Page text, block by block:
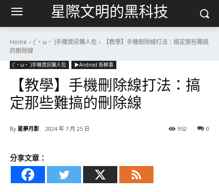
星際文明的黑科技
Home (´・ω・`)手機資訊懶人包
【教學】手機刪除線打法：搞定那些難搞
的刪除線
(´・ω・`)手機資訊懶人包 ▶Android 新鮮事
【教學】手機刪除線打法：搞
定那些難搞的刪除線
By 星夢月影 2024 年 7 月 25 日 0
952
分享文章：